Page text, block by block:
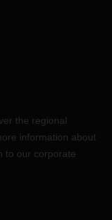
the regional
information about
to our corporate